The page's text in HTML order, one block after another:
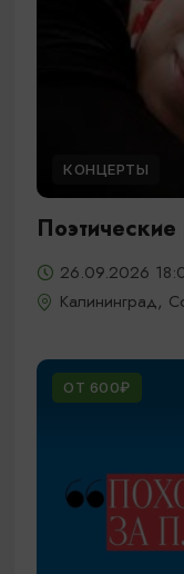
КОНЦЕРТЫ
26.09.2026
Калининград,
ОТ 600₽